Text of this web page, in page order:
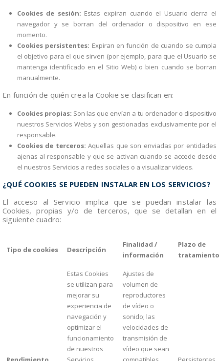
Cookies de sesión: Estas expiran cuando el Usuario cierra el
navegador y se borran del ordenador o dispositivo en ese
momento.
Cookies persistentes: Expiran en función de cuando se cumpla
el objetivo para el que sirven (por ejemplo, para que el Usuario se
mantenga identificado en el Sitio Web) o bien cuando se borran
manualmente.
En función de quién crea la Cookie se clasifican en:
Cookies propias: Son las que envían a tu ordenador o dispositivo
nuestros Servicios Webs y son gestionadas exclusivamente por el
responsable.
Cookies de terceros: Aquellas que son enviadas por entidades
ajenas al responsable y que se activan cuando se accede desde
el nuestros Servicios a redes sociales o a visualizar videos.
¿QUÉ COOKIES SE PUEDEN INSTALAR EN LOS SERVICIOS?
El acceso al Servicio implica que se puedan instalar las
Cookies, propias y/o de terceros, que se detallan en el
siguiente cuadro:
Tipo de cookies Descripción
Finalidad /
información
Plazo de
tratamiento
Estas Cookies
se utilizan para
mejorar su
experiencia de
navegación y
optimizar el
funcionamiento
de nuestros
Ajustes de
volumen de
reproductores
de vídeo o
sonido; las
velocidades de
transmisión de
vídeo que sean